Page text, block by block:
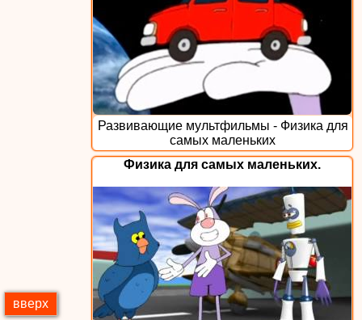
Развивающие мультфильмы - Физика для
самых маленьких
Физика для самых маленьких.
вверх